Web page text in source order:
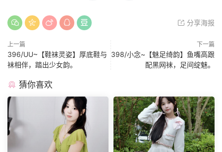
分享海报
上一篇
396/UU~【鞋袜灵姿】厚底鞋与
袜相伴，踏出少女韵。
下一篇
398/小念~【魅足绮韵】鱼嘴高跟
配黑网袜，足间绽魅。
猜你喜欢